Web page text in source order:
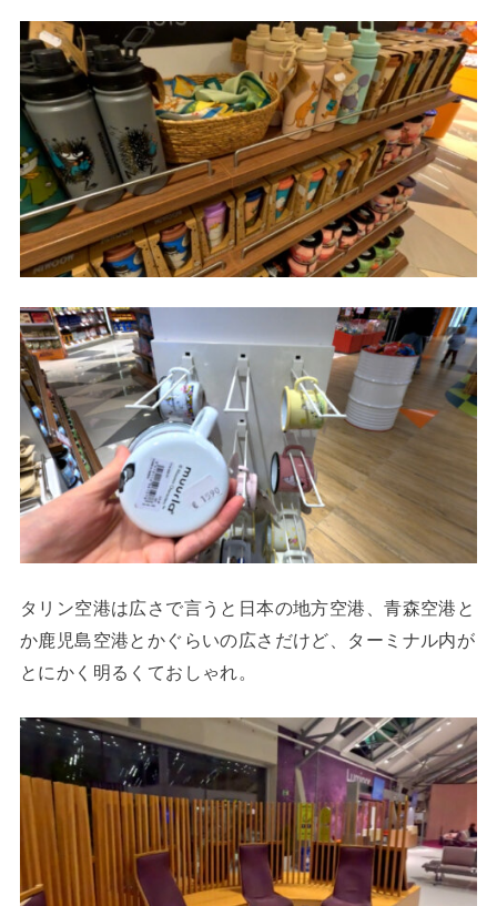
タリン空港は広さで言うと日本の地方空港、青森空港と
か鹿児島空港とかぐらいの広さだけど、ターミナル内が
とにかく明るくておしゃれ。